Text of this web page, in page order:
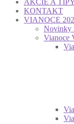
KONTAKT
VIANOCE
Novinky
Vianoce